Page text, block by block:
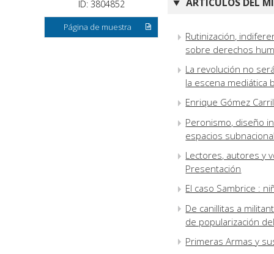
ID: 3804852
Página de muestra
ARTÍCULOS DEL
Rutinización,
sobre derechos
La revolución no
la escena mediática
Enrique Gómez
Peronismo, diseño
espacios
Lectores, autores y
Presentación
El caso Sambrice :
De canillitas a
de popularización
Primeras Armas y